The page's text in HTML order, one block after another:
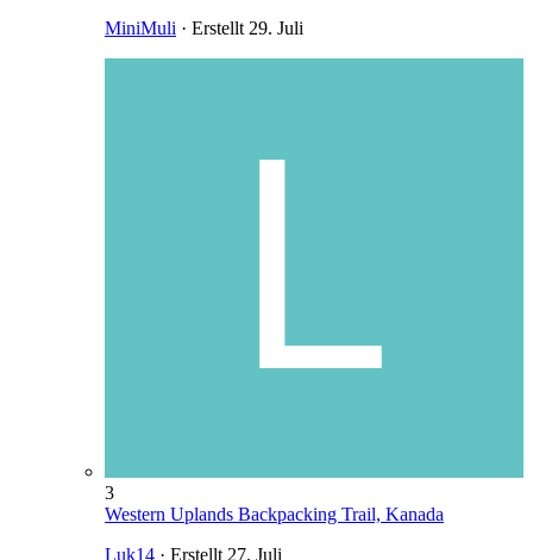
MiniMuli · Erstellt29. Juli
3
Western Uplands Backpacking Trail, Kanada
Luk14 · Erstellt27. Juli